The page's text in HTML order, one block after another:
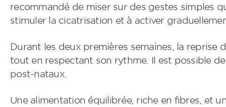
recommandé de miser sur des gestes simples
stimuler la cicatrisation et à activer
Durant les deux premières semaines, la reprise
tout en respectant son rythme. Il est possible
post-nataux.
Une alimentation équilibrée, riche en fibres, et